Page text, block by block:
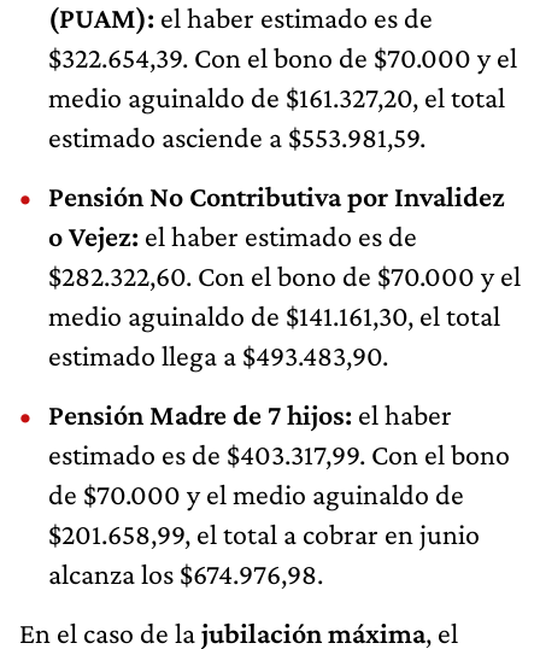
(PUAM): el haber estimado es de
$322.654,39. Con el bono de $70.000 y el
medio aguinaldo de $161.327,20, el total
estimado asciende a $553.981,59.
Pensión No Contributiva por Invalidez
o Vejez: el haber estimado es de
$282.322,60. Con el bono de $70.000 y el
medio aguinaldo de $141.161,30, el total
estimado llega a $493.483,90.
Pensión Madre de 7 hijos: el haber
estimado es de $403.317,99. Con el bono
de $70.000 y el medio aguinaldo de
$201.658,99, el total a cobrar en junio
alcanza los $674.976,98.
En el caso de lajubilación máxima, el